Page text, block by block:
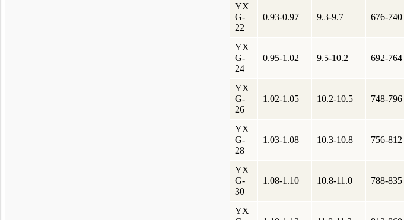
YX
G-
22
0.93-0.97 9.3-9.7 676-740
YX
G-
24
0.95-1.02 9.5-10.2 692-764
YX
G-
26
1.02-1.05 10.2-10.5 748-796
YX
G-
28
1.03-1.08 10.3-10.8 756-812
YX
G-
30
1.08-1.10 10.8-11.0 788-835
YX